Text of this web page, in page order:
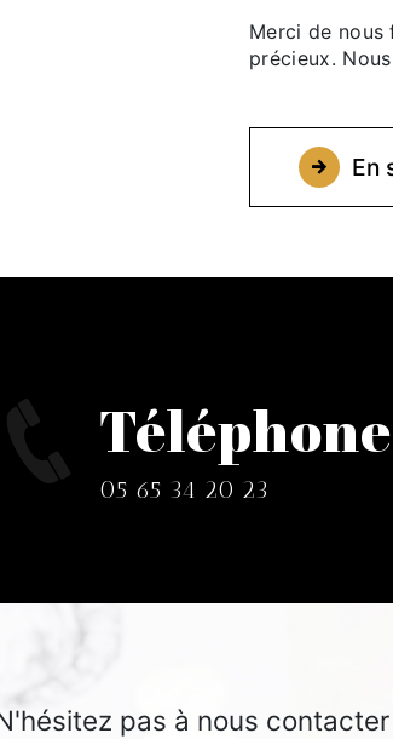
Merci de nous
précieux.
En
Téléphone
05 65 34 20 23
pas à nous contacter